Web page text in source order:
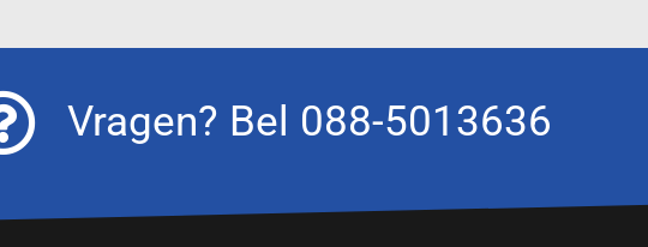
Vragen? Bel 088-5013636